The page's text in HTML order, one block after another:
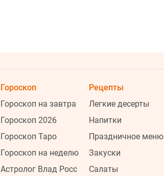
Гороскоп
Гороскоп на завтра
Гороскоп 2026
Гороскоп Таро
Гороскоп на неделю
Астролог Влад Росс
Рецепты
Легкие десерты
Напитки
Праздничное меню
Закуски
Салаты